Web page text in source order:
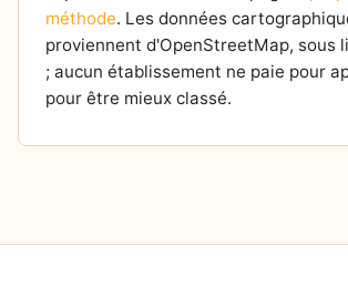
méthode. Les données
proviennent d'OpenStreetMap, sous
; aucun établissement ne paie pour
pour être mieux classé.